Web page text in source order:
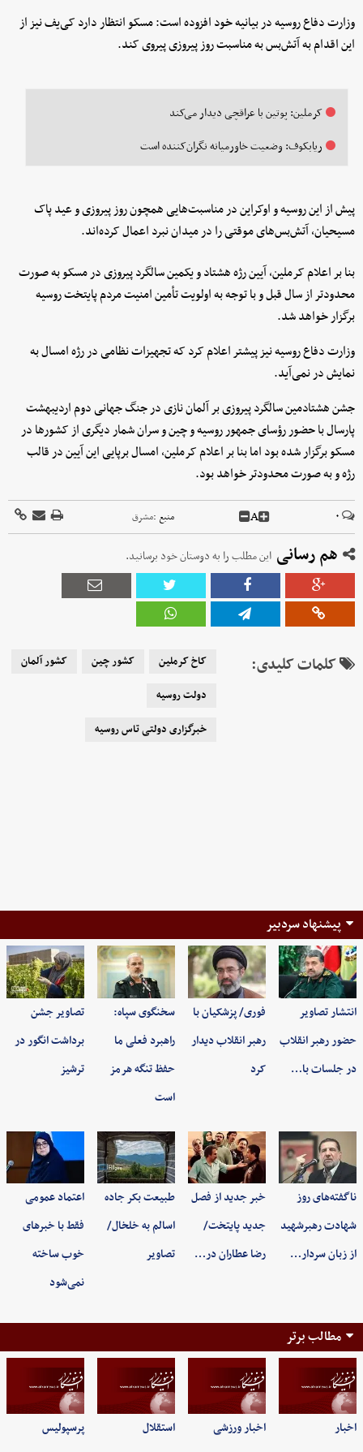
وزارت دفاع روسیه در بیانیه خود افزوده است: مسکو انتظار دارد کی‌یف نیز از
این اقدام به آتش‌بس به مناسبت روز پیروزی پیروی کند.
کرملین: پوتین با عراقچی دیدار می‌کند
ریابکوف: وضعیت خاورمیانه نگران‌کننده است
پیش از این روسیه و اوکراین در مناسبت‌هایی همچون روز پیروزی و عید پاک
مسیحیان، آتش‌بس‌های موقتی را در میدان نبرد اعمال کرده‌اند.
بنا بر اعلام کرملین،‌ آیین رژه هشتاد و یکمین سالگرد پیروزی در مسکو به صورت
محدودتر از سال قبل و با توجه به اولویت تأمین امنیت مردم پایتخت روسیه
برگزار خواهد شد.
وزارت دفاع روسیه نیز پیشتر اعلام کرد که تجهیزات نظامی در رژه امسال به
نمایش در نمی‌آید.
جشن هشتادمین سالگرد پیروزی بر آلمان نازی در جنگ جهانی دوم اردیبهشت
پارسال با حضور رؤسای جمهور روسیه و چین و سران شمار دیگری از کشورها در
مسکو برگزار شده بود اما بنا بر اعلام کرملین، امسال برپایی این آیین در قالب
رژه و به صورت محدودتر خواهد بود.
۰ A منبع :مشرق
هم رسانی این مطلب را به دوستان خود برسانید.
کلمات کلیدی: کاخ کرملین کشور چین
کشور آلمان
دولت روسیه
خبرگزاری دولتی تاس روسیه
پیشنهاد سردبیر
انتشار تصاویر
حضور رهبر انقلاب
در جلسات با…
فوری/ پزشکیان با
رهبر انقلاب دیدار
کرد
سخنگوی سپاه:
راهبرد فعلی ما
حفظ تنگه هرمز
است
تصاویر جشن
برداشت انگور در
ترشیز
ناگفته‌های روز
شهادت رهبرشهید
از زبان سردار…
خبر جدید از فصل
جدید پایتخت/
رضا عطاران در…
طبیعت بکر جاده
اسالم به خلخال/
تصاویر
اعتماد عمومی
فقط با خبرهای
خوب ساخته
نمی‌شود
مطالب برتر
اخبار اخبار ورزشی استقلال پرسپولیس